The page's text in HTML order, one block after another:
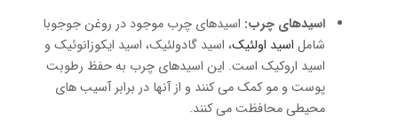
اسیدهای چرب: اسیدهای چرب موجود در روغن جوجوبا
شامل اسید اولئیک، اسید گادولئیک، اسید ایکوزانوئیک و
اسید اروکیک است. این اسیدهای چرب به حفظ رطوبت
پوست و مو کمک می کنند و از آنها در برابر آسیب های
محیطی محافظت می کنند.